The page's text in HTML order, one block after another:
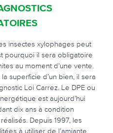
insectes xylophages peut
pourquoi il sera obligatoire
au moment d’une vente.
superficie d’un bien, il sera
Loi Carrez. Le DPE ou
est aujourd’hui
dix ans à condition
Depuis 1997, les
à utiliser de l’amiante